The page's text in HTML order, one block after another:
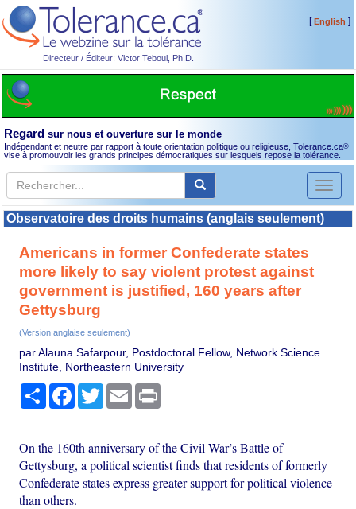
Directeur / Éditeur: Victor Teboul, Ph.D.
[English ]
Regard sur nous et ouverture sur le monde
Indépendant et neutre par rapport à toute orientation politique ou religieuse, Tolerance.ca®
vise à promouvoir les grands principes démocratiques sur lesquels repose la tolérance.
Toggle
Observatoire des droits humains (anglais seulement)
Americans in former Confederate states
more likely to say violent protest against
government is justified, 160 years after
Gettysburg
(Version anglaise seulement)
par Alauna Safarpour, Postdoctoral Fellow, Network Science
Institute, Northeastern University
PartagerFacebook
TwitterEmail
On the 160th anniversary of the Civil War’s Battle of
Gettysburg, a political scientist finds that residents of formerly
Confederate states express greater support for political violence
than others.